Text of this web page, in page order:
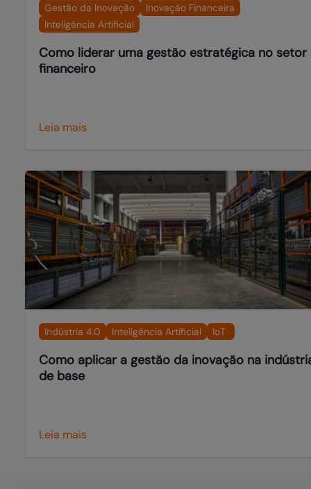
Gestão da Inovação
Inovação Financeira
Inteligência Artificial
Como liderar uma gestão estratégica no setor
financeiro
Leia mais
Indústria 4.0 Inteligência Artificial IoT
Como aplicar a gestão da inovação na
de base
Leia mais